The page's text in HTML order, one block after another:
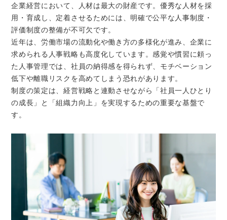
企業経営において、人材は最大の財産です。優秀な人材を採
用・育成し、定着させるためには、明確で公平な人事制度・
評価制度の整備が不可欠です。
近年は、労働市場の流動化や働き方の多様化が進み、企業に
求められる人事戦略も高度化しています。感覚や慣習に頼っ
た人事管理では、社員の納得感を得られず、モチベーション
低下や離職リスクを高めてしまう恐れがあります。
制度の策定は、経営戦略と連動させながら「社員一人ひとり
の成長」と「組織力向上」を実現するための重要な基盤で
す。